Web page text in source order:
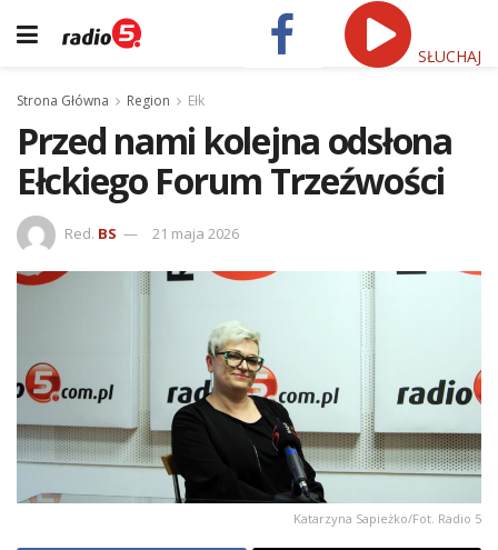
SŁUCHAJ
Strona Główna Region Ełk
Przed nami kolejna odsłona
Ełckiego Forum Trzeźwości
Red. BS 21 maja 2026
Katarzyna Sapieżko/Fot. Radio 5